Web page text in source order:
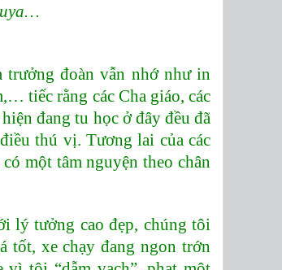
đoàn vẫn nhớ như in
tiếc rằng các Cha giáo, các
đang tu học ở đây đều đã
thú vị. Tương lai của các
một tâm nguyện theo chân
lý tưởng cao đẹp, chúng tôi
xe chạy đang ngon trớn